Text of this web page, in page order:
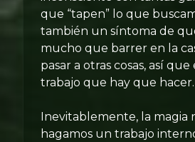
que “tapen” lo que
también un síntoma de
mucho que barrer en la
pasar a otras cosas, así
trabajo que hay que hacer.
Inevitablemente, la magia
hagamos un trabajo